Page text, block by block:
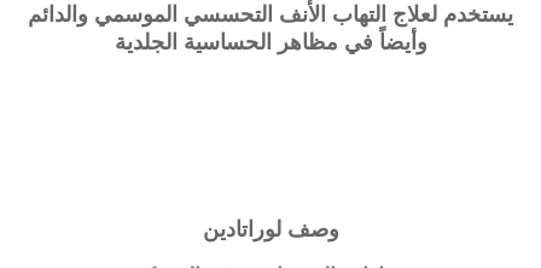
يستخدم لعلاج التهاب الأنف التحسسي الموسمي والدائم
وأيضاً في مظاهر الحساسية الجلدية
وصفلوراتادين